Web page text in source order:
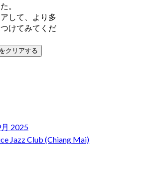
。
して、より多
けてみてくだ
クリアする
2025
Jazz Club (Chiang Mai)